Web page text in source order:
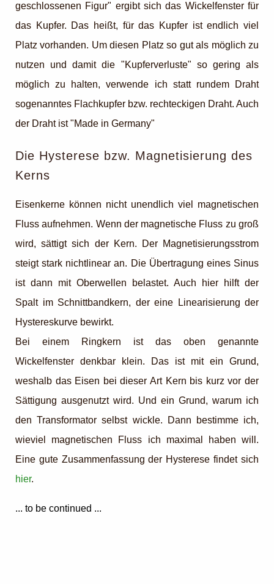
geschlossenen Figur" ergibt sich das Wickelfenster für
das Kupfer. Das heißt, für das Kupfer ist endlich viel
Platz vorhanden. Um diesen Platz so gut als möglich zu
nutzen und damit die "Kupferverluste" so gering als
möglich zu halten, verwende ich statt rundem Draht
sogenanntes Flachkupfer bzw. rechteckigen Draht. Auch
der Draht ist "Made in Germany"
Die Hysterese bzw. Magnetisierung des
Kerns
Eisenkerne können nicht unendlich viel magnetischen
Fluss aufnehmen. Wenn der magnetische Fluss zu groß
wird, sättigt sich der Kern. Der Magnetisierungsstrom
steigt stark nichtlinear an. Die Übertragung eines Sinus
ist dann mit Oberwellen belastet. Auch hier hilft der
Spalt im Schnittbandkern, der eine Linearisierung der
Hystereskurve bewirkt.
Bei einem Ringkern ist das oben genannte
Wickelfenster denkbar klein. Das ist mit ein Grund,
weshalb das Eisen bei dieser Art Kern bis kurz vor der
Sättigung ausgenutzt wird. Und ein Grund, warum ich
den Transformator selbst wickle. Dann bestimme ich,
wieviel magnetischen Fluss ich maximal haben will.
Eine gute Zusammenfassung der Hysterese findet sich
hier.
... to be continued ...